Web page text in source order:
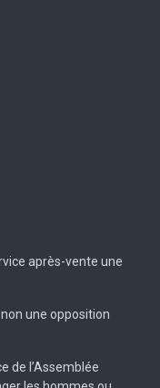
après-vente une
une opposition
de l’Assemblée